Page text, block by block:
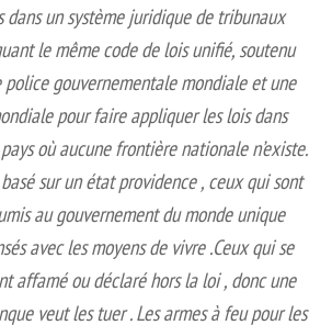
dans un système juridique de tribunaux
le même code de lois unifié, soutenu
gouvernementale mondiale et une
pour faire appliquer les lois dans
où aucune frontière nationale n’existe.
sur un état providence , ceux qui sont
au gouvernement du monde unique
avec les moyens de vivre .Ceux qui se
affamé ou déclaré hors la loi , donc une
veut les tuer . Les armes à feu pour les